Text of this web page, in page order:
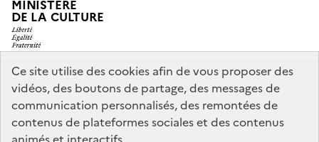
Ce site utilise des cookies afin de vous proposer des
vidéos, des boutons de partage, des messages de
communication personnalisés, des remontées de
contenus de plateformes sociales et des contenus
MINISTÈRE
DE LA CULTURE
legifrance.gouv.fr
info.gouv.fr
service-public.gouv.fr
data.gouv.fr